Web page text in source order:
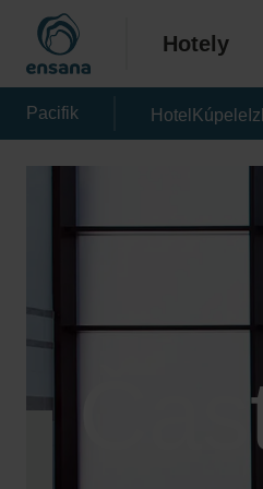
Hotely
Pacifik Hotel Kúpele